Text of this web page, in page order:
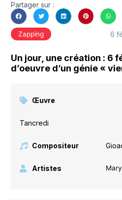
Partager sur :
Zapping 6
Un jour, une création : 6
d’oeuvre d’un génie «
Œuvre
Tancredi
Compositeur
Artistes